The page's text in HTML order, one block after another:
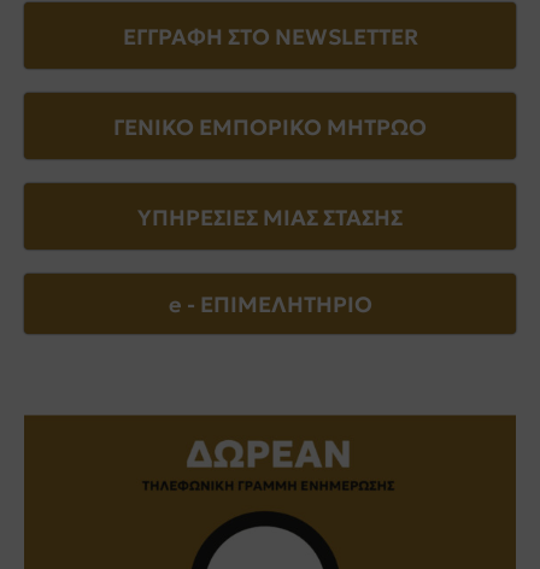
ΕΓΓΡΑΦΗ ΣΤΟ NEWSLETTER
ΓΕΝΙΚΟ ΕΜΠΟΡΙΚΟ ΜΗΤΡΩΟ
ΥΠΗΡΕΣΙΕΣ ΜΙΑΣ ΣΤΑΣΗΣ
e - EΠΙΜΕΛΗΤΗΡΙΟ